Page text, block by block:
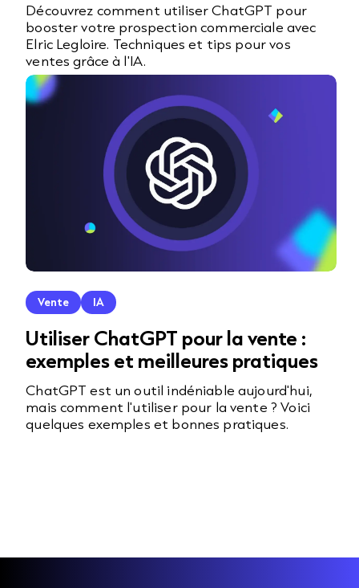
Découvrez comment utiliser ChatGPT pour
booster votre prospection commerciale avec
Elric Legloire. Techniques et tips pour vos
ventes grâce à l'IA.
Vente IA
Utiliser ChatGPT pour la vente :
exemples et meilleures pratiques
ChatGPT est un outil indéniable aujourd'hui,
mais comment l'utiliser pour la vente ? Voici
quelques exemples et bonnes pratiques.